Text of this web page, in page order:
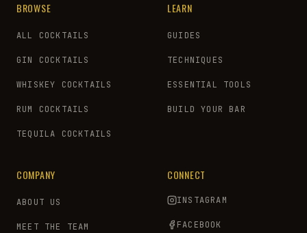
BROWSE
ALL COCKTAILS
GIN COCKTAILS
WHISKEY COCKTAILS
RUM COCKTAILS
TEQUILA COCKTAILS
LEARN
GUIDES
TECHNIQUES
ESSENTIAL TOOLS
BUILD YOUR BAR
COMPANY
ABOUT US
MEET THE TEAM
CONNECT
INSTAGRAM
FACEBOOK